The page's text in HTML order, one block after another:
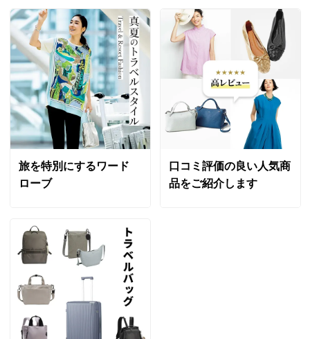
旅を特別にするワード
ローブ
口コミ評価の良い人気商
品をご紹介します